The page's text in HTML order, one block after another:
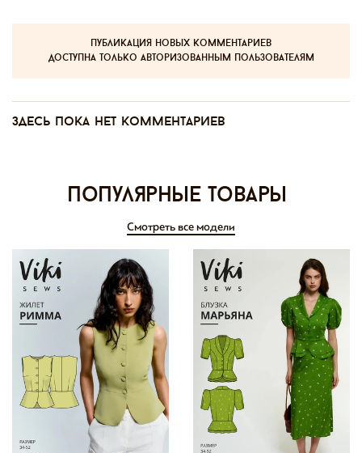
публикация новых комментариев
доступна только авторизованным пользователям
Здесь пока нет комментариев
Популярные товары
Смотреть все модели